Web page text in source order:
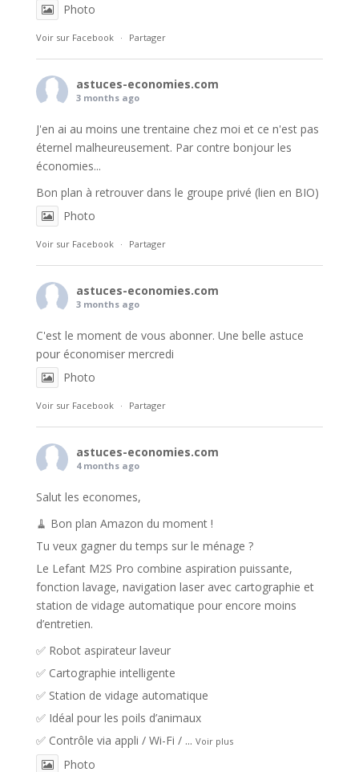
Photo
Voir sur Facebook · Partager
astuces-economies.com
3 months ago
J'en ai au moins une trentaine chez moi et ce n'est pas
éternel malheureusement. Par contre bonjour les
économies...
Bon plan à retrouver dans le groupe privé (lien en BIO)
Photo
Voir sur Facebook · Partager
astuces-economies.com
3 months ago
C'est le moment de vous abonner. Une belle astuce
pour économiser mercredi
Photo
Voir sur Facebook · Partager
astuces-economies.com
4 months ago
Salut les economes,
🧹 Bon plan Amazon du moment !
Tu veux gagner du temps sur le ménage ?
Le Lefant M2S Pro combine aspiration puissante,
fonction lavage, navigation laser avec cartographie et
station de vidage automatique pour encore moins
d’entretien.
✅ Robot aspirateur laveur
✅ Cartographie intelligente
✅ Station de vidage automatique
✅ Idéal pour les poils d’animaux
✅ Contrôle via appli / Wi-Fi / ... Voir plus
Photo